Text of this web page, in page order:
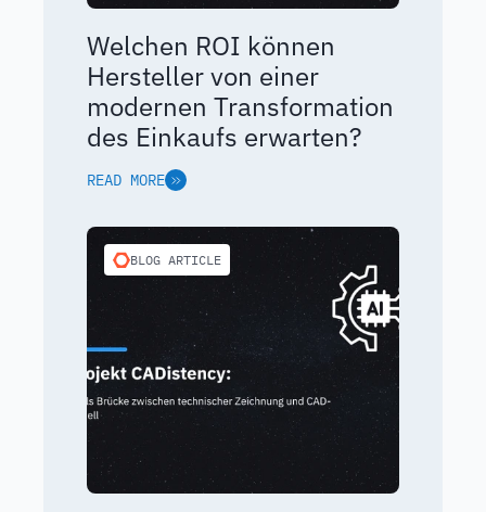
Welchen ROI können
Hersteller von einer
modernen Transformation
des Einkaufs erwarten?
READ MORE
BLOG ARTICLE